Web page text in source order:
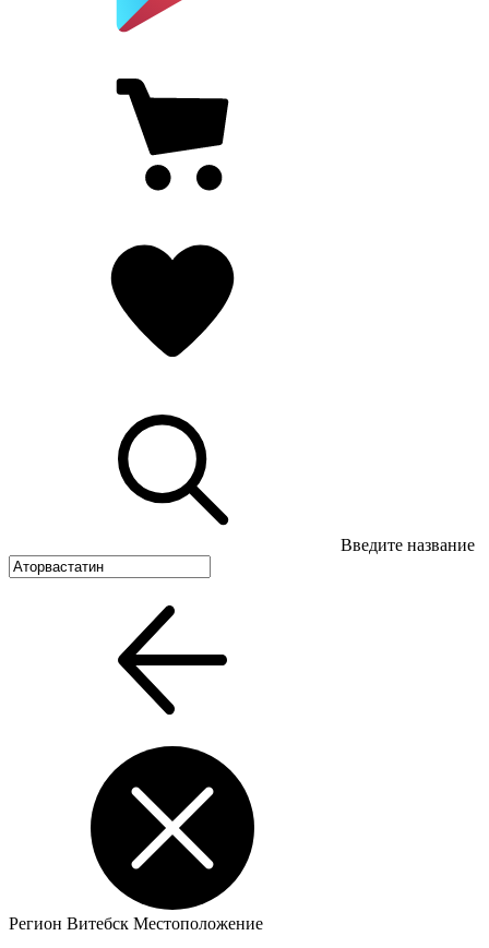
Введите название
Регион Витебск Местоположение